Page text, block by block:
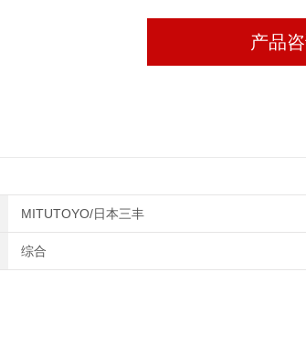
产品
MITUTOYO/日本三丰
综合